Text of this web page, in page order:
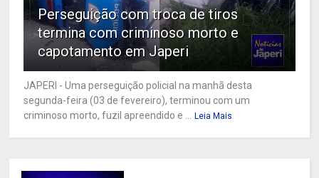
Perseguição com troca de tiros
termina com criminoso morto e
capotamento em Japeri
JAPERI - Uma perseguição policial na manhã desta
segunda-feira (03 de fevereiro), terminou com um
criminoso morto, fuzil apreendido e ...
Leia Mais